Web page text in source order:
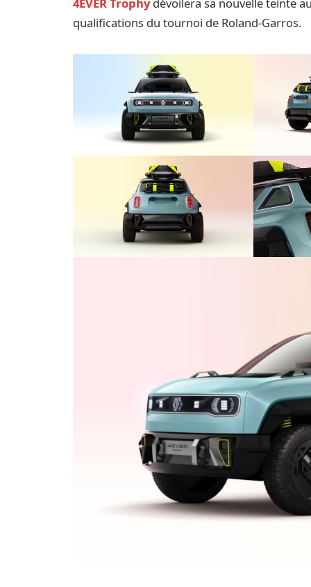
qualifications du tournoi de Roland-Garros.